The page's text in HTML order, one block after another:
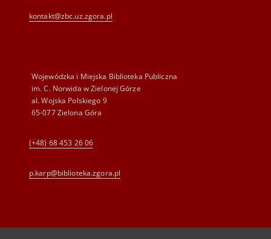
kontakt@zbc.uz.zgora.pl
Wojewódzka i Miejska Biblioteka Publiczna
im. C. Norwida w Zielonej Górze
al. Wojska Polskiego 9
65-077 Zielona Góra
(+48) 68 453 26 06
p.karp@biblioteka.zgora.pl